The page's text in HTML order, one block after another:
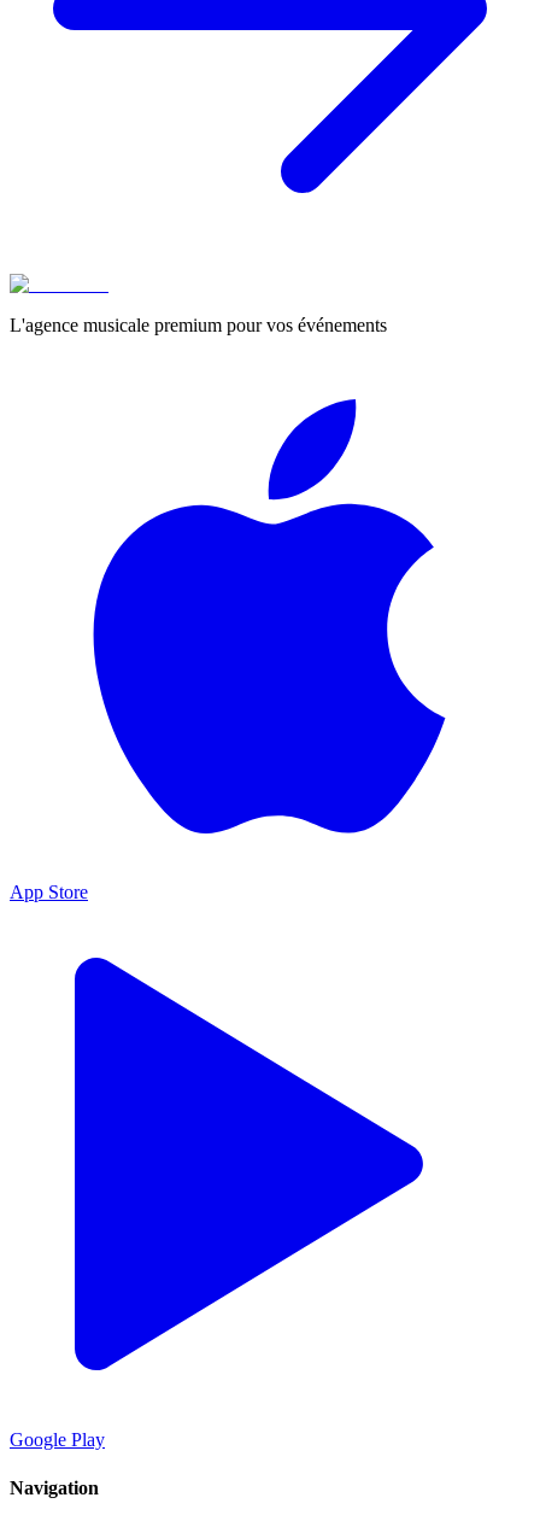
L'agence musicale premium pour vos événements
App Store
Google Play
Navigation